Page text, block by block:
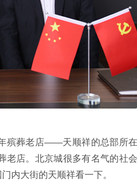
殡葬老店——天顺祥的总部所在
老店。北京城很多有名气的社会
内大街的天顺祥看一下。